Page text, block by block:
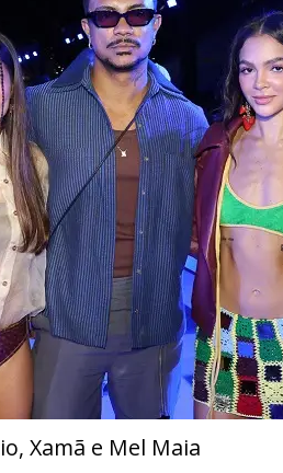
Xamã e Mel Maia